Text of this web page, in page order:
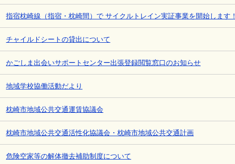
指宿枕崎線（指宿・枕崎間）で サイクルトレイン実証事業を開始します！
チャイルドシートの貸出について
かごしま出会いサポートセンター出張登録閲覧窓口のお知らせ
地域学校協働活動だより
枕崎市地域公共交通運賃協議会
枕崎市地域公共交通活性化協議会・枕崎市地域公共交通計画
危険空家等の解体撤去補助制度について